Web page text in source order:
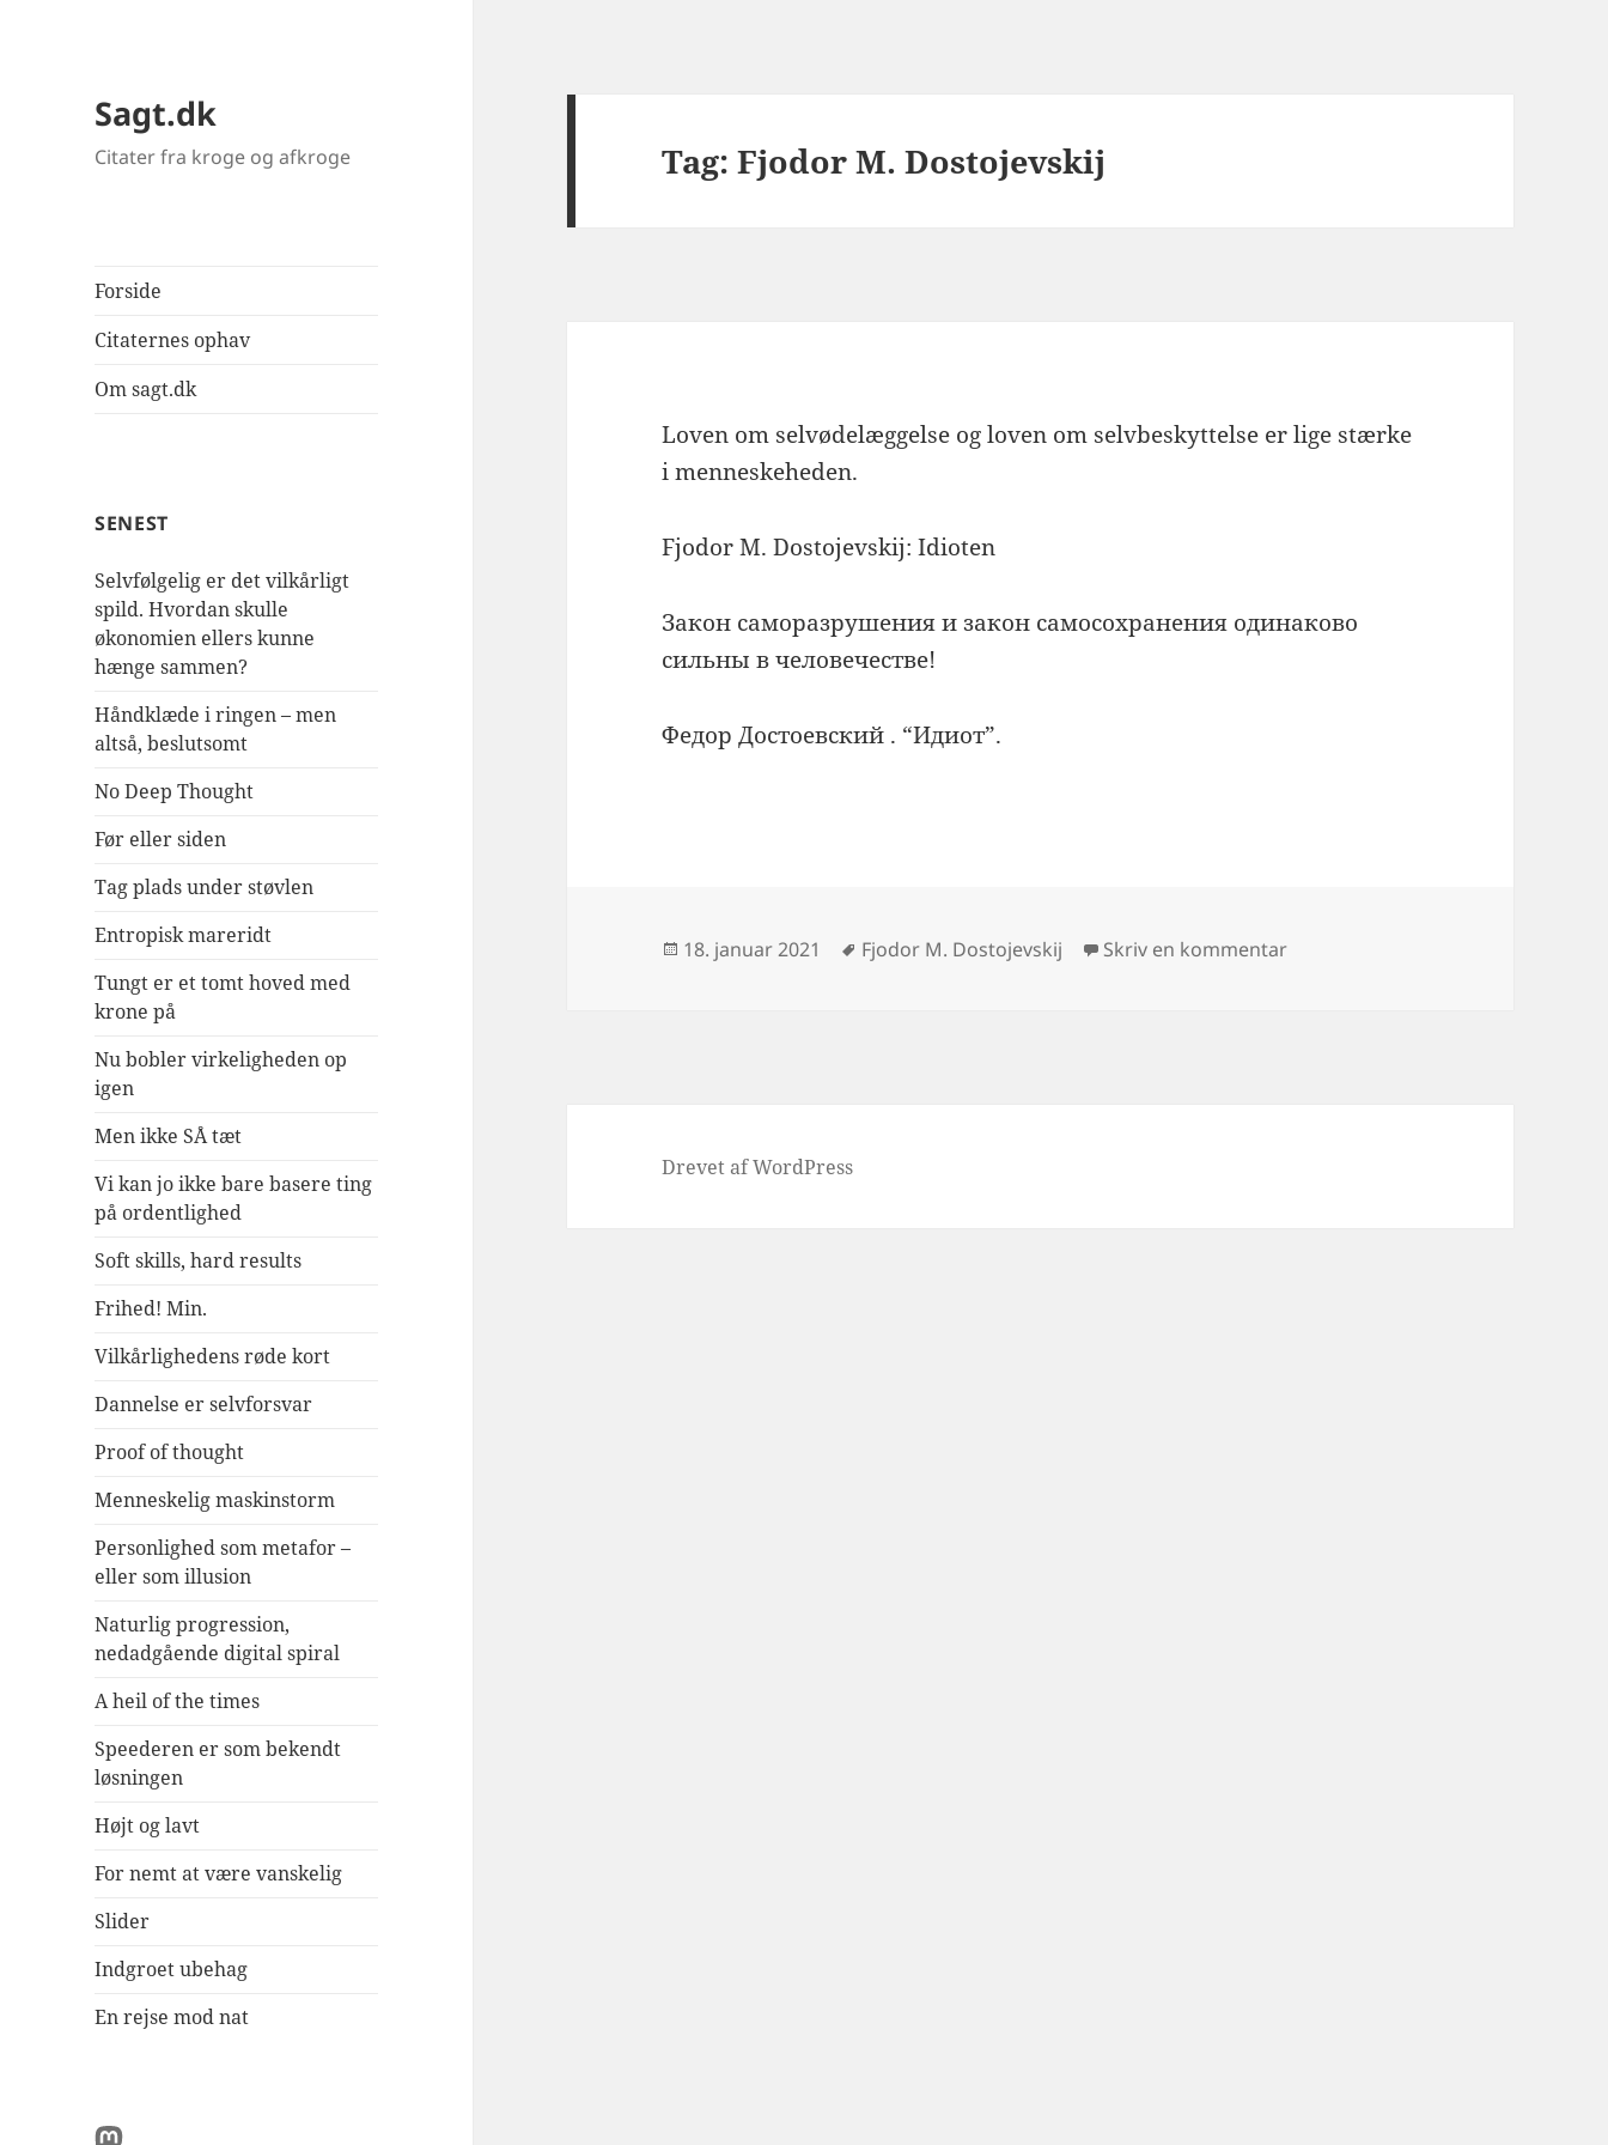
Sagt.dk
Citater fra kroge og afkroge
Forside
Citaternes ophav
Om sagt.dk
SENEST
Selvfølgelig er det vilkårligt
spild. Hvordan skulle
økonomien ellers kunne
hænge sammen?
Håndklæde i ringen – men
altså, beslutsomt
No Deep Thought
Før eller siden
Tag plads under støvlen
Entropisk mareridt
Tungt er et tomt hoved med
krone på
Nu bobler virkeligheden op
igen
Men ikke SÅ tæt
Vi kan jo ikke bare basere ting
på ordentlighed
Soft skills, hard results
Frihed! Min.
Vilkårlighedens røde kort
Dannelse er selvforsvar
Proof of thought
Menneskelig maskinstorm
Personlighed som metafor –
eller som illusion
Naturlig progression,
nedadgående digital spiral
A heil of the times
Speederen er som bekendt
løsningen
Højt og lavt
For nemt at være vanskelig
Slider
Indgroet ubehag
En rejse mod nat
Tag:Fjodor M. Dostojevskij
Loven om selvødelæggelse og loven om selvbeskyttelse er lige stærke
i menneskeheden.
Fjodor M. Dostojevskij: Idioten
Закон саморазрушения и закон самосохранения одинаково
сильны в человечестве!
Федор Достоевский . “Идиот”.
Udgivet
18. januar 2021 Tags
Fjodor M. Dostojevskij Skriv en kommentartil De store træk
Drevet af WordPress